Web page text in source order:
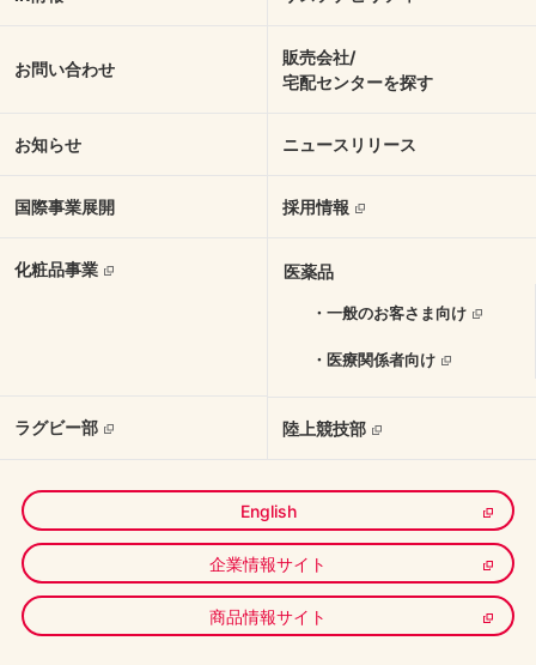
English
企業情報サイト
商品情報サイト
お問い合わせ
販売会社/
宅配センターを探す
お知らせ ニュースリリース
国際事業展開 採用情報
化粧品事業 医薬品
・一般のお客さま向け
・医療関係者向け
ラグビー部 陸上競技部